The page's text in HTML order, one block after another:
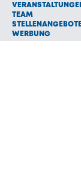
TEAM
WERBUNG